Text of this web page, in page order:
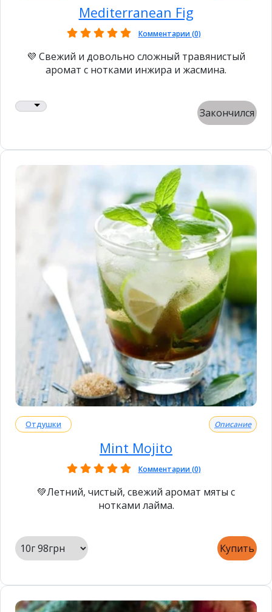
Mediterranean Fig
Комментарии (0)
💜 Свежий и довольно сложный травянистый
аромат с нотками инжира и жасмина.
Закончился
Отдушки Описание
Mint Mojito
Комментарии (0)
💚Летний, чистый, свежий аромат мяты с
нотками лайма.
Купить